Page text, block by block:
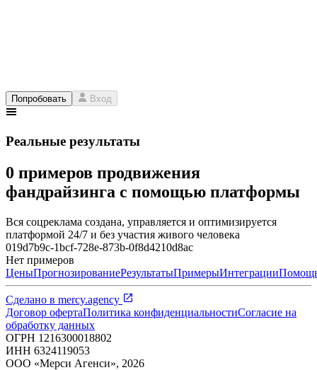
Попробовать Вход
Реальные результаты
0 примеров продвижения
фандрайзинга с помощью платформы
Вся соцреклама создана, управляется и оптимизируется
платформой 24/7 и без участия живого человека
019d7b9c-1bcf-728e-873b-0f8d4210d8ac
Нет примеров
ЦеныПрогнозированиеРезультатыПримерыИнтеграции
Сделано в mercy.agency
Договор офертаПолитика конфиденциальностиСогласие на
обработку данных
ОГРН 1216300018802
ИНН 6324119053
ООО «Мерси Агенси», 2026